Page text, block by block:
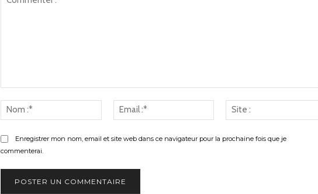
:*
Email
:*
Enregistrer mon nom, email et site web dans ce navigateur pour la prochaine fois que je
commenterai.